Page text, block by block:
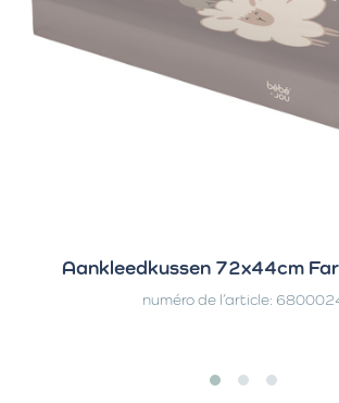
Aankleedkussen 72x44cm
numéro de l’article: